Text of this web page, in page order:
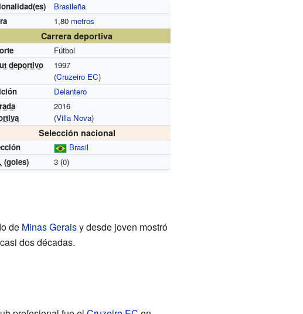
Brasileña
1,80 metros
Carrera deportiva
Fútbol
deportivo
1997
(Cruzeiro EC)
Delantero
2016
(Villa Nova)
Selección nacional
Brasil
(goles) 3 (0)
de Minas Geraisy desde joven mostró
dos décadas.